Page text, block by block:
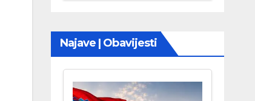
Najave | Obavijesti